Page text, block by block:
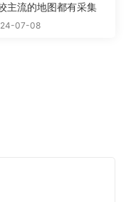
主流的地图都有采集
07-08